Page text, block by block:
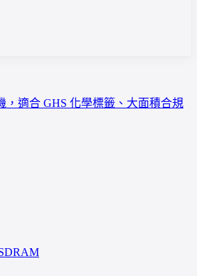
，適合 GHS 化學標籤、大面積合規